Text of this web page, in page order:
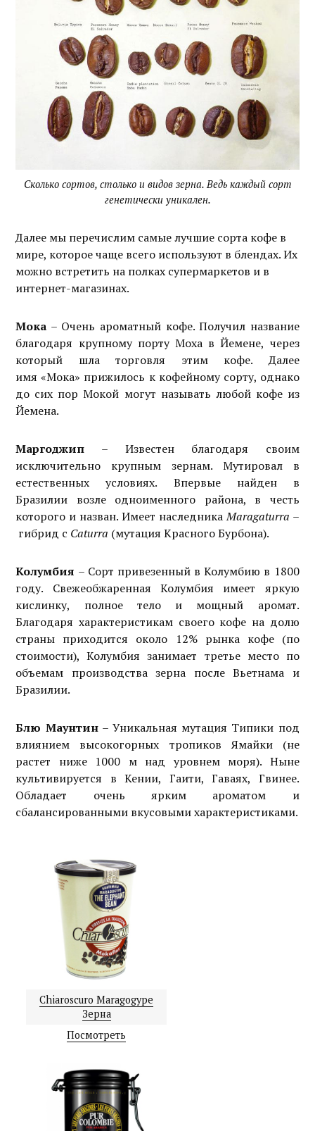
Сколько сортов, столько и видов зерна. Ведь каждый сорт
генетически уникален.
Далее мы перечислим самые лучшие сорта кофе в
мире, которое чаще всего используют в блендах. Их
можно встретить на полках супермаркетов и в
интернет-магазинах.
Мока – Очень ароматный кофе. Получил название
благодаря крупному порту Моха в Йемене, через
который шла торговля этим кофе. Далее
имя «Мока» прижилось к кофейному сорту, однако
до сих пор Мокой могут называть любой кофе из
Йемена.
Маргоджип – Известен благодаря своим
исключительно крупным зернам. Мутировал в
естественных условиях. Впервые найден в
Бразилии возле одноименного района, в честь
которого и назван. Имеет наследникаMaragaturra –
гибрид с Caturra (мутация Красного Бурбона).
Колумбия – Сорт привезенный в Колумбию в 1800
году. Свежеобжаренная Колумбия имеет яркую
кислинку, полное тело и мощный аромат.
Благодаря характеристикам своего кофе на долю
страны приходится около 12% рынка кофе (по
стоимости), Колумбия занимает третье место по
объемам производства зерна после Вьетнама и
Бразилии.
Блю Маунтин– Уникальная мутация Типики под
влиянием высокогорных тропиков Ямайки (не
растет ниже 1000 м над уровнем моря). Ныне
культивируется в Кении, Гаити, Гаваях, Гвинее.
Обладает очень ярким ароматом и
сбалансированными вкусовыми характеристиками.
Chiaroscuro Maragogype
Зерна
Посмотреть